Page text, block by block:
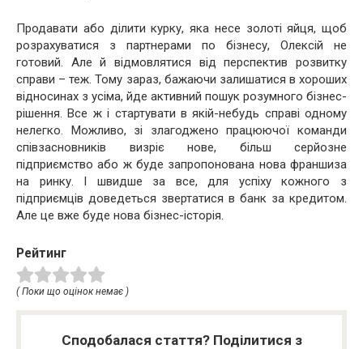
Продавати або ділити курку, яка несе золоті яйця, щоб
розрахуватися з партнерами по бізнесу, Олексій не
готовий. Але й відмовлятися від перспектив розвитку
справи – теж. Тому зараз, бажаючи залишатися в хороших
відносинах з усіма, йде активний пошук розумного бізнес-
рішення. Все ж і стартувати в якій-небудь справі одному
нелегко. Можливо, зі злагоджено працюючої команди
співзасновників визріє нове, більш серйозне
підприємство або ж буде запропонована нова франшиза
на ринку. І швидше за все, для успіху кожного з
підприємців доведеться звертатися в банк за кредитом.
Але це вже буде нова бізнес-історія.
Рейтинг
( Поки що оцінок немає )
Сподобалася стаття? Поділитися з